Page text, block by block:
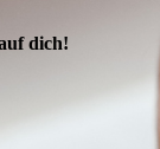
dich!